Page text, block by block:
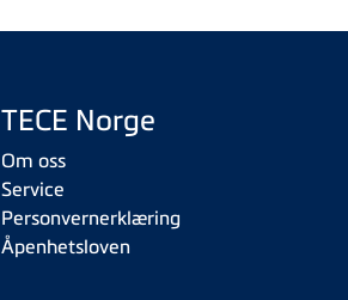
TECE Norge
Om oss
Service
Personvernerklæring
Åpenhetsloven